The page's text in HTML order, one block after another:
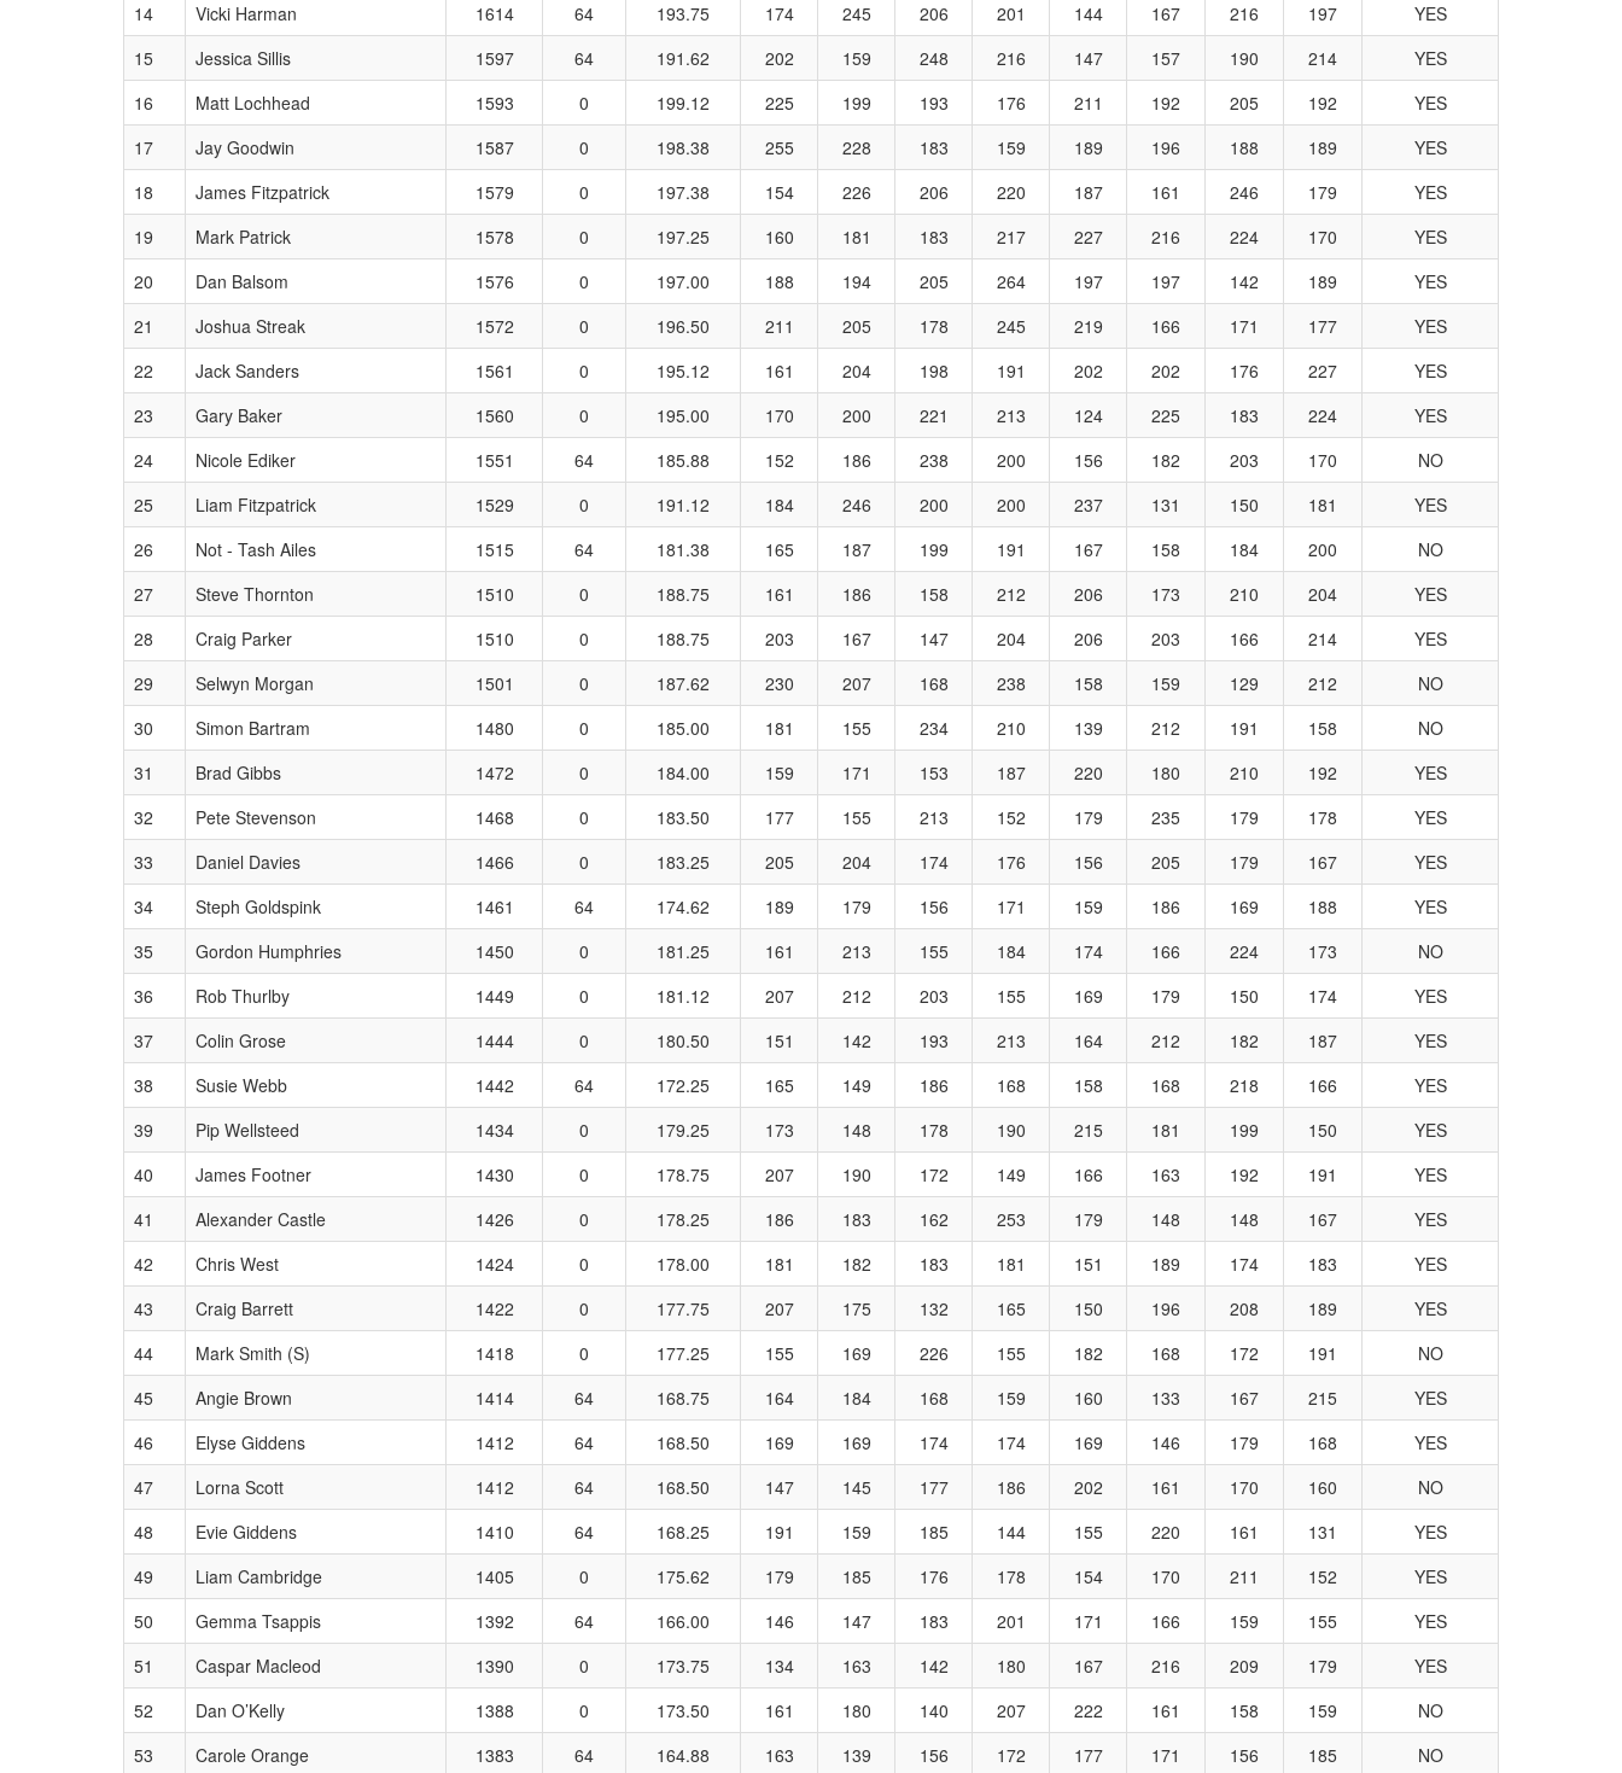
14
Vicki Harman 1614 64 193.75 174 245 206 201 144 167 216 197
YES
15
Jessica Sillis 1597 64 191.62 202 159 248 216 147 157 190 214
YES
16
Matt Lochhead 1593 0 199.12 225 199 193 176 211 192 205 192
YES
17
Jay Goodwin 1587 0 198.38 255 228 183 159 189 196 188 189
YES
18
James Fitzpatrick 1579 0 197.38 154 226 206 220 187 161 246 179
YES
19
Mark Patrick 1578 0 197.25 160 181 183 217 227 216 224 170
YES
20
Dan Balsom 1576 0 197.00 188 194 205 264 197 197 142 189
YES
21
Joshua Streak 1572 0 196.50 211 205 178 245 219 166 171 177
YES
22
Jack Sanders 1561 0 195.12 161 204 198 191 202 202 176 227
YES
23
Gary Baker 1560 0 195.00 170 200 221 213 124 225 183 224
YES
24
Nicole Ediker 1551 64 185.88 152 186 238 200 156 182 203 170
NO
25
Liam Fitzpatrick 1529 0 191.12 184 246 200 200 237 131 150 181
YES
26
Not - Tash Ailes 1515 64 181.38 165 187 199 191 167 158 184 200
NO
27
Steve Thornton 1510 0 188.75 161 186 158 212 206 173 210 204
YES
28
Craig Parker 1510 0 188.75 203 167 147 204 206 203 166 214
YES
29
Selwyn Morgan 1501 0 187.62 230 207 168 238 158 159 129 212
NO
30
Simon Bartram 1480 0 185.00 181 155 234 210 139 212 191 158
NO
31
Brad Gibbs 1472 0 184.00 159 171 153 187 220 180 210 192
YES
32
Pete Stevenson 1468 0 183.50 177 155 213 152 179 235 179 178
YES
33
Daniel Davies 1466 0 183.25 205 204 174 176 156 205 179 167
YES
34
Steph Goldspink 1461 64 174.62 189 179 156 171 159 186 169 188
YES
35
Gordon Humphries 1450 0 181.25 161 213 155 184 174 166 224 173
NO
36
Rob Thurlby 1449 0 181.12 207 212 203 155 169 179 150 174
YES
37
Colin Grose 1444 0 180.50 151 142 193 213 164 212 182 187
YES
38
Susie Webb 1442 64 172.25 165 149 186 168 158 168 218 166
YES
39
Pip Wellsteed 1434 0 179.25 173 148 178 190 215 181 199 150
YES
40
James Footner 1430 0 178.75 207 190 172 149 166 163 192 191
YES
41
Alexander Castle 1426 0 178.25 186 183 162 253 179 148 148 167
YES
42
Chris West 1424 0 178.00 181 182 183 181 151 189 174 183
YES
43
Craig Barrett 1422 0 177.75 207 175 132 165 150 196 208 189
YES
44
Mark Smith (S) 1418 0 177.25 155 169 226 155 182 168 172 191
NO
45
Angie Brown 1414 64 168.75 164 184 168 159 160 133 167 215
YES
46
Elyse Giddens 1412 64 168.50 169 169 174 174 169 146 179 168
YES
47
Lorna Scott 1412 64 168.50 147 145 177 186 202 161 170 160
NO
48
Evie Giddens 1410 64 168.25 191 159 185 144 155 220 161 131
YES
49
Liam Cambridge 1405 0 175.62 179 185 176 178 154 170 211 152
YES
50
Gemma Tsappis 1392 64 166.00 146 147 183 201 171 166 159 155
YES
51
Caspar Macleod 1390 0 173.75 134 163 142 180 167 216 209 179
YES
52
Dan O’Kelly 1388 0 173.50 161 180 140 207 222 161 158 159
NO
53
Carole Orange 1383 64 164.88 163 139 156 172 177 171 156 185
NO